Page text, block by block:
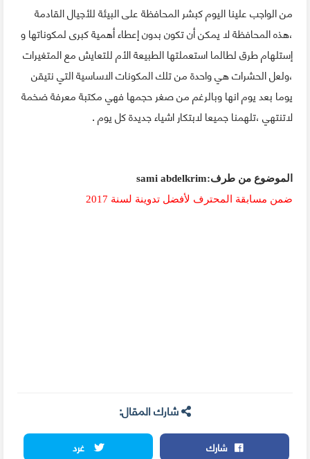
من الواجب علينا اليوم كبشر المحافظة على البيئة للأجيال القادمة
،هذه المحافظة لا يمكن أن تكون بدون إعطاء أهمية كبرى لمكوناتها و
إستلهام طرق لطالما استعملتها الطبيعة الأم للتعايش مع المتغيرات
،ولعل الحشرات هي واحدة من تلك المكونات الاساسية التي نتيقن
يوما بعد يوم انها وبالرغم من صغر حجمها فهي مكتبة معرفة ضخمة
لاتنتهي ،تلهمنا جميعا لابتكار اشياء جديدة كل يوم .
الموضوع من طرف:sami abdelkrim
ضمن مسابقة المحترف لأفضل تدوينة لسنة 2017
شارك المقال:
شارك
غرد